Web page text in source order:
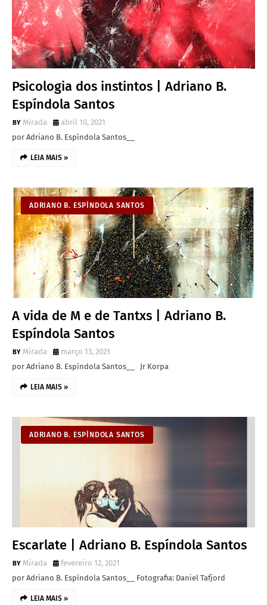
Psicologia dos instintos | Adriano B.
Espíndola Santos
Mirada
abril 10, 2021
por Adriano B. Espíndola Santos__
LEIA MAIS »
ADRIANO B. ESPÍNDOLA SANTOS
A vida de M e de Tantxs | Adriano B.
Espíndola Santos
Mirada
março 13, 2021
por Adriano B. Espíndola Santos__ Jr Korpa
LEIA MAIS »
ADRIANO B. ESPÍNDOLA SANTOS
Escarlate | Adriano B. Espíndola Santos
Mirada
fevereiro 12, 2021
por Adriano B. Espíndola Santos__ Fotografia: Daniel Tafjord
LEIA MAIS »